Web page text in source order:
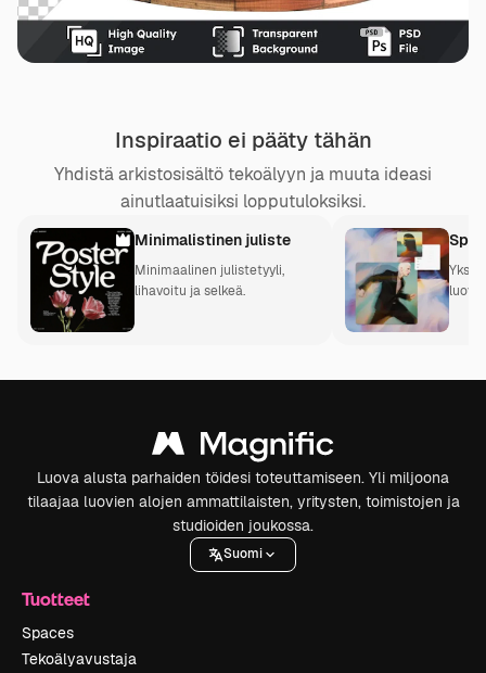
Inspiraatio ei pääty tähän
Yhdistä arkistosisältö tekoälyyn ja muuta ideasi
ainutlaatuisiksi lopputuloksiksi.
Minimalistinen juliste
Minimaalinen julistetyyli,
lihavoitu ja selkeä.
Yksi
Luova alusta parhaiden töidesi toteuttamiseen. Yli miljoona
tilaajaa luovien alojen ammattilaisten, yritysten, toimistojen ja
studioiden joukossa.
Suomi
Tuotteet
Spaces
Tekoälyavustaja